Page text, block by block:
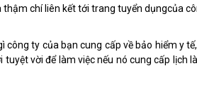
chí liên kết tới trang tuyển dụngcủa
công ty của bạn cung cấp về bảo hiểm y
vời để làm việc nếu nó cung cấp